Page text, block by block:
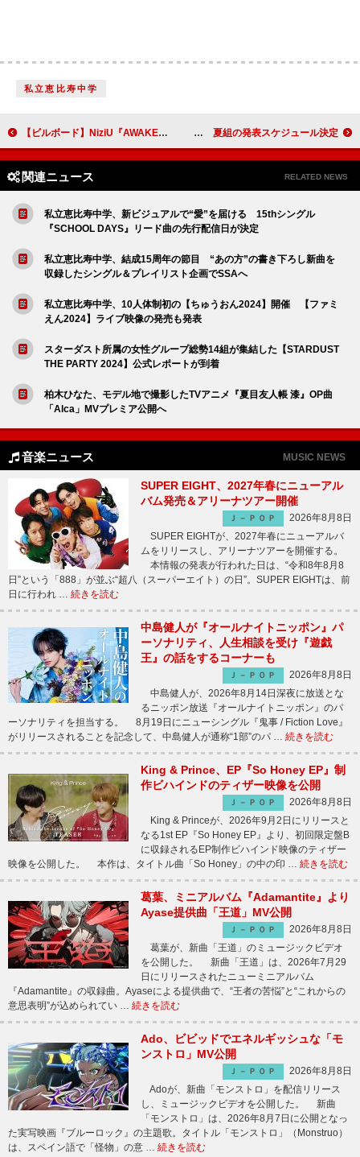
私立恵比寿中学
【ビルボード】NiziU『AWAKE』、24万枚超でアルバム・セールス首位 乃木坂46、6期生春組の新たな集合写真公開 夏組の発表スケジュール決定
関連ニュース RELATED NEWS
私立恵比寿中学、新ビジュアルで“愛”を届ける 15thシングル
『SCHOOL DAYS』リード曲の先行配信日が決定
私立恵比寿中学、結成15周年の節目 “あの方”の書き下ろし新曲を
収録したシングル＆プレイリスト企画でSSAへ
私立恵比寿中学、10人体制初の【ちゅうおん2024】開催 【ファミ
えん2024】ライブ映像の発売も発表
スターダスト所属の女性グループ総勢14組が集結した【STARDUST
THE PARTY 2024】公式レポートが到着
柏木ひなた、モデル地で撮影したTVアニメ『夏目友人帳 漆』OP曲
「Alca」MVプレミア公開へ
音楽ニュース MUSIC NEWS
SUPER EIGHT、2027年春にニューアル
バム発売＆アリーナツアー開催
Ｊ－ＰＯＰ
2026年8月8日
SUPER EIGHTが、2027年春にニューアルバ
ムをリリースし、アリーナツアーを開催する。
本情報の発表が行われた日は、“令和8年8月8
日”という「888」が並ぶ“超八（スーパーエイト）の日”。SUPER EIGHTは、前
日に行われ … 続きを読む
中島健人が『オールナイトニッポン』パ
ーソナリティ、人生相談を受け『遊戯
王』の話をするコーナーも
Ｊ－ＰＯＰ
2026年8月8日
中島健人が、2026年8月14日深夜に放送とな
るニッポン放送『オールナイトニッポン』のパ
ーソナリティを担当する。 8月19日にニューシングル『鬼事 / Fiction Love』
がリリースされることを記念して、中島健人が通称“1部”のパ … 続きを読む
King & Prince、EP『So Honey EP』制
作ビハインドのティザー映像を公開
Ｊ－ＰＯＰ
2026年8月8日
King & Princeが、2026年9月2日にリリースと
なる1st EP『So Honey EP』より、初回限定盤B
に収録されるEP制作ビハインド映像のティザー
映像を公開した。 本作は、タイトル曲「So Honey」の中の印 … 続きを読む
葛葉、ミニアルバム『Adamantite』より
Ayase提供曲「王道」MV公開
Ｊ－ＰＯＰ
2026年8月8日
葛葉が、新曲「王道」のミュージックビデオ
を公開した。 新曲「王道」は、2026年7月29
日にリリースされたニューミニアルバム
『Adamantite』の収録曲。Ayaseによる提供曲で、“王者の苦悩”と“これからの
意思表明”が込められてい … 続きを読む
Ado、ビビッドでエネルギッシュな「モ
ンストロ」MV公開
Ｊ－ＰＯＰ
2026年8月8日
Adoが、新曲「モンストロ」を配信リリース
し、ミュージックビデオを公開した。 新曲
「モンストロ」は、2026年8月7日に公開となっ
た実写映画『ブルーロック』の主題歌。タイトル「モンストロ」（Monstruo）
は、スペイン語で「怪物」の意 … 続きを読む